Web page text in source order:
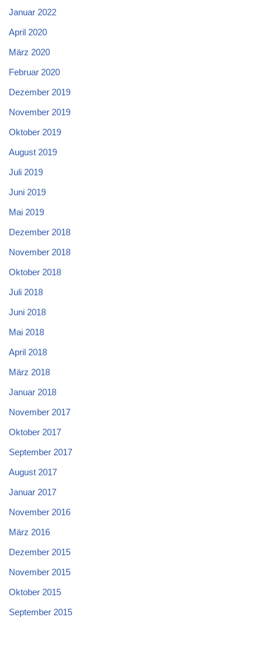
Januar 2022
April 2020
März 2020
Februar 2020
Dezember 2019
November 2019
Oktober 2019
August 2019
Juli 2019
Juni 2019
Mai 2019
Dezember 2018
November 2018
Oktober 2018
Juli 2018
Juni 2018
Mai 2018
April 2018
März 2018
Januar 2018
November 2017
Oktober 2017
September 2017
August 2017
Januar 2017
November 2016
März 2016
Dezember 2015
November 2015
Oktober 2015
September 2015